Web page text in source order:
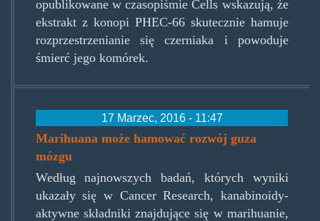
opublikowane w czasopiśmie Cells wskazują, że
ekstrakt z konopi PHEC-66 skutecznie hamuje
rozprzestrzenianie się czerniaka i powoduje
śmierć jego komórek.
17 Marzec, 2016 - 11:47
Marihuana może hamować rozwój guza
mózgu
Według najnowszych badań, których wyniki
ukazały się w Cancer Research, kanabinoidy-
aktywne składniki znajdujące się w marihuanie,